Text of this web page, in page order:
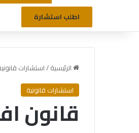
اطلب استشارة
الرئيسية/استشارات
استشارات قانونية
قانون